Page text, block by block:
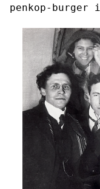
penkop-burger